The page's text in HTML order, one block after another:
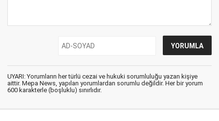
UYARI: Yorumların her türlü cezai ve hukuki sorumluluğu yazan kişiye
aittir. Mepa News, yapılan yorumlardan sorumlu değildir. Her bir yorum
600 karakterle (boşluklu) sınırlıdır.